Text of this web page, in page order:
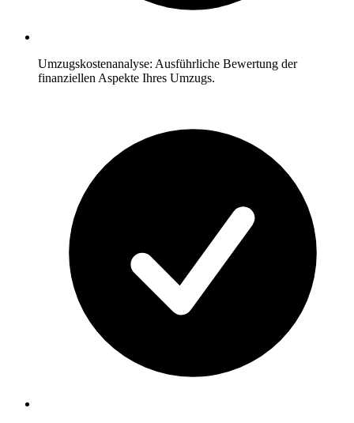
Umzugskostenanalyse: Ausführliche Bewertung der
finanziellen Aspekte Ihres Umzugs.